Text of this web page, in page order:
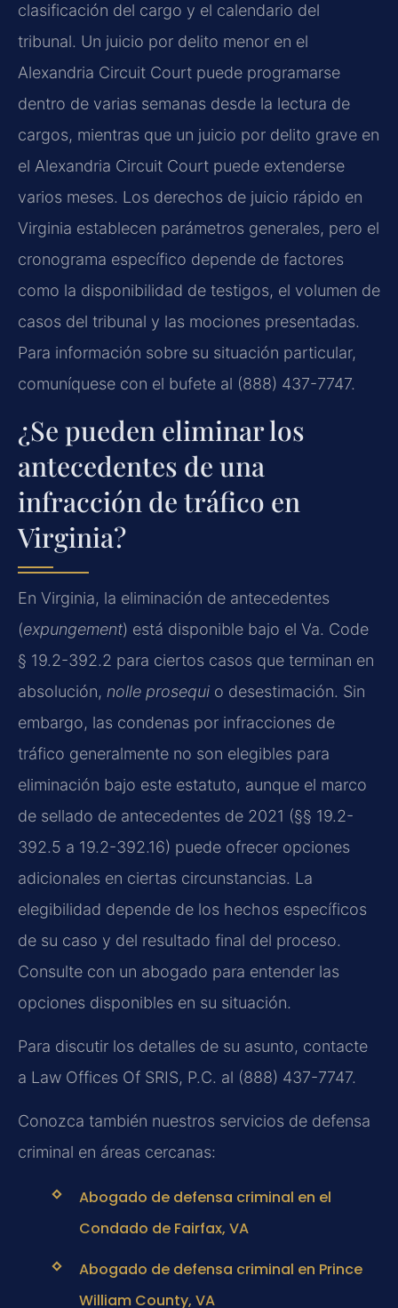
clasificación del cargo y el calendario del
tribunal. Un juicio por delito menor en el
Alexandria Circuit Court puede programarse
dentro de varias semanas desde la lectura de
cargos, mientras que un juicio por delito grave en
el Alexandria Circuit Court puede extenderse
varios meses. Los derechos de juicio rápido en
Virginia establecen parámetros generales, pero el
cronograma específico depende de factores
como la disponibilidad de testigos, el volumen de
casos del tribunal y las mociones presentadas.
Para información sobre su situación particular,
comuníquese con el bufete al (888) 437-7747.
¿Se pueden eliminar los
antecedentes de una
infracción de tráfico en
Virginia?
En Virginia, la eliminación de antecedentes
(expungement) está disponible bajo el Va. Code
§ 19.2-392.2 para ciertos casos que terminan en
absolución, nolle prosequi o desestimación. Sin
embargo, las condenas por infracciones de
tráfico generalmente no son elegibles para
eliminación bajo este estatuto, aunque el marco
de sellado de antecedentes de 2021 (§§ 19.2-
392.5 a 19.2-392.16) puede ofrecer opciones
adicionales en ciertas circunstancias. La
elegibilidad depende de los hechos específicos
de su caso y del resultado final del proceso.
Consulte con un abogado para entender las
opciones disponibles en su situación.
Para discutir los detalles de su asunto, contacte
a Law Offices Of SRIS, P.C. al (888) 437-7747.
Conozca también nuestros servicios de defensa
criminal en áreas cercanas:
Abogado de defensa criminal en el
Condado de Fairfax, VA
Abogado de defensa criminal en Prince
William County, VA